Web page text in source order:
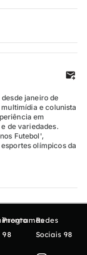
janeiro de
e colunista
em
de variedades.
Futebol',
olímpicos da
Programas
98
Redes
Sociais 98